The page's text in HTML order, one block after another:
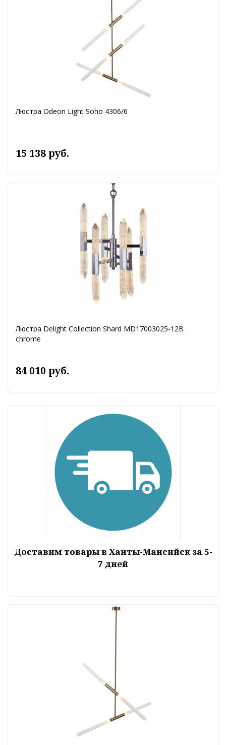
Люстра Odeon Light Soho 4306/6
15 138 руб.
Люстра Delight Collection Shard MD17003025-12B
chrome
84 010 руб.
Доставим товары в Ханты-Мансийск за 5-
7 дней